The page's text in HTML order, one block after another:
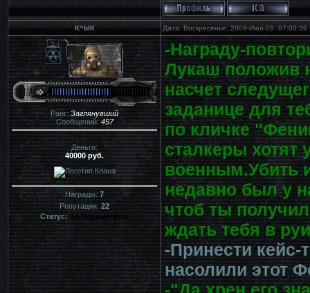
K^bIK Дата: Воскресенье, 2009-Июн-28,
Ранг: Заглянувший
Сообщений:457
Деньги:
40000 руб.
Награды:7
Репутация:22
Статус:За Периметром
-Награду-
Лукаш положив
насчет
заданице для
по кличке
сталкеры хотят
военным.Убить
недавно был у
чтоб ты
ждать тебя в
-Принести кейс-
насолили этот